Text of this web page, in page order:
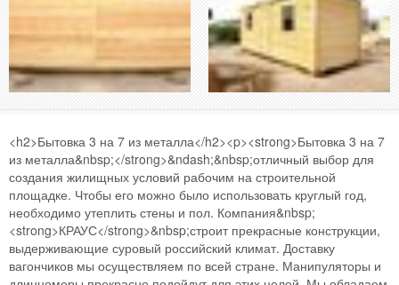
<h2>Бытовка 3 на 7 из металла</h2><p><strong>Бытовка 3 на 7
из металла&nbsp;</strong>&ndash;&nbsp;отличный выбор для
создания жилищных условий рабочим на строительной
площадке. Чтобы его можно было использовать круглый год,
необходимо утеплить стены и пол. Компания&nbsp;
<strong>КРАУС</strong>&nbsp;строит прекрасные конструкции,
выдерживающие суровый российский климат. Доставку
вагончиков мы осуществляем по всей стране. Манипуляторы и